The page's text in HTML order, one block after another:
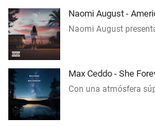
Naomi August -
Naomi August
Max Ceddo - She
Con una atmósfera